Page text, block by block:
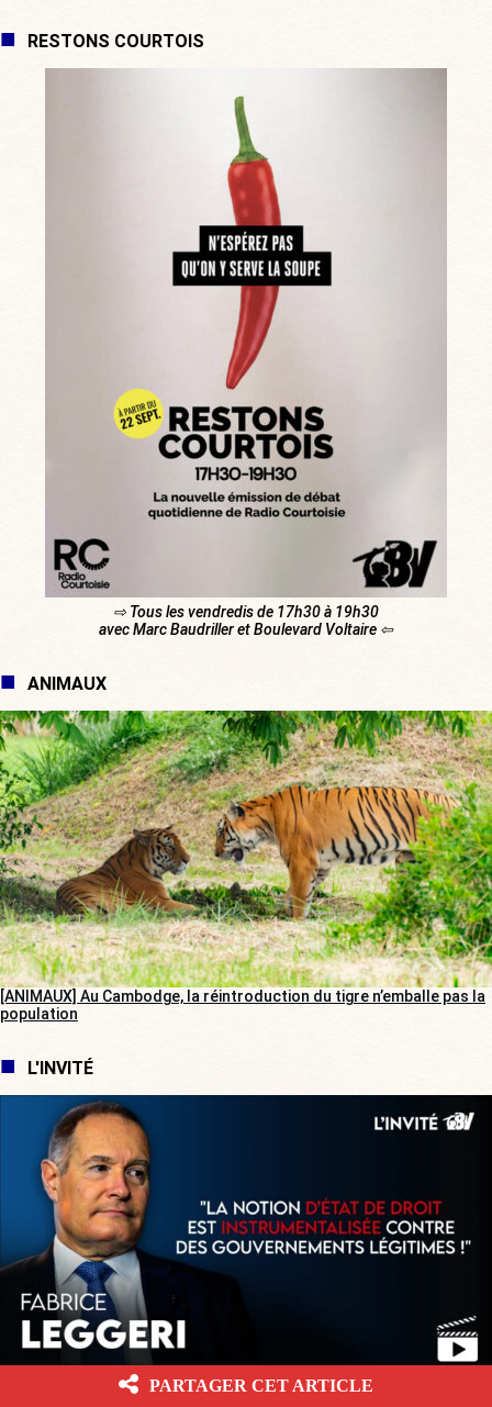
RESTONS COURTOIS
⇨ Tous les vendredis de 17h30 à 19h30
avec Marc Baudriller et Boulevard Voltaire ⇦
ANIMAUX
[ANIMAUX] Au Cambodge, la réintroduction du tigre n’emballe pas la
population
L'INVITÉ
[L’ÉTÉ BV] « Nos aides sociales généreuses vont attirer les migrants
régularisés par l’Espagne ! »
PARTAGER CET ARTICLE